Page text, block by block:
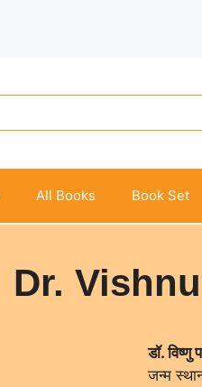
All Books Book Set
Dr.
डॉ. विष्णु
जन्म